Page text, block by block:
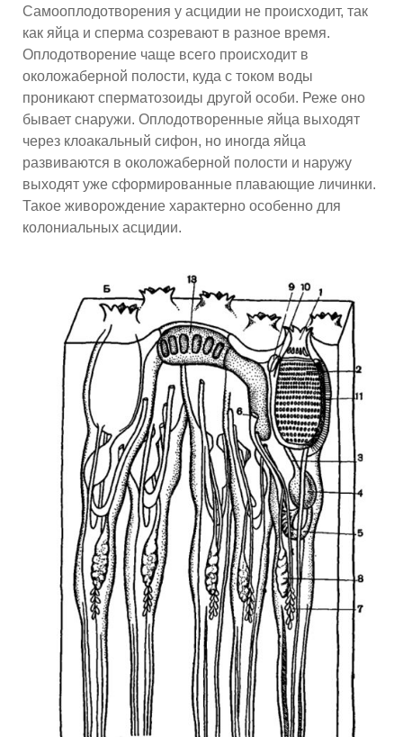
Самооплодотворения у асцидии не происходит, так
как яйца и сперма созревают в разное время.
Оплодотворение чаще всего происходит в
околожаберной полости, куда с током воды
проникают сперматозоиды другой особи. Реже оно
бывает снаружи. Оплодотворенные яйца выходят
через клоакальный сифон, но иногда яйца
развиваются в околожаберной полости и наружу
выходят уже сформированные плавающие личинки.
Такое живорождение характерно особенно для
колониальных асцидии.